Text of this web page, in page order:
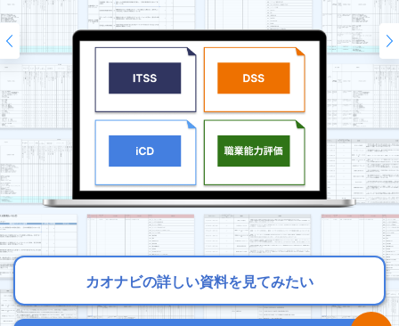
カオナビの詳しい資料を見てみたい
カオナビの詳しい資料を見てみたい
カオナビの詳しい資料を見てみたい